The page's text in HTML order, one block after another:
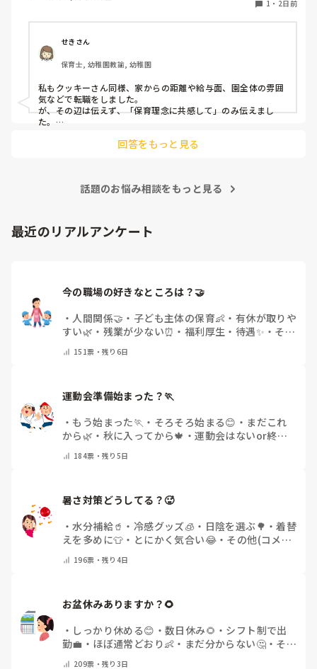
でしょうか。
出産等で、幾度か開腹手術をしましたが、翌日には歩けまし
たし…
今回は、今少し治まっている痛みがぶり返したどうしようと
いう思いもあり、ちょっと無理かも…と思い始めています。
まだ急性期ということと、昔、夫が腰を痛めてすぐに整骨院
に行ってより酷くなって帰ってきたことがあり、怖くて行け
皆さんは、志望動機をどのように答えていますか？また、本
音はどうですか？
1 ・ 2日前
せきさん
保育士, 幼稚園教諭, 幼稚園
私もクッキーさん同様、家からの距離や給与面、園全体の雰囲
気などで転職をしました。
が、その辺は伝えず、「保育理念に共感して」のみ伝えまし
た。
回答をもっと見る
話題のお悩み相談をもっと見る
最近のリアルアンケート
・ 人間関係🤝 ・ 子ども主体の保育👶 ・ 有休が取りや
すい🌿 ・ 残業が少ない⏰ ・ 福利厚生・待遇✨ ・ その
151票・残り6日
運動会準備始まった？🏃
・ もう始まった🏃 ・ そろそろ始まる😊 ・ まだこれ
から🌿 ・ 秋に入ってから🍁 ・運動会はないor終わ
184票・残り5日
暑さ対策どうしてる？🥵
・水分補給🥤 ・ 冷感グッズ🧊 ・ 日陰を選ぶ🌳 ・着替
えを多めに👕 ・ とにかく気合い😂・ その他(コメン
196票・残り4日
お盆休みありますか？🌻
・ しっかり休める😊 ・ 数日休み🌻 ・ シフト制で出
勤💼 ・ ほぼ通常どおり👶 ・ まだ分からない🤔・ その
209票・残り3日